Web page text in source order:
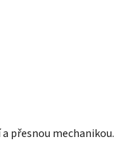
přesnou mechanikou.